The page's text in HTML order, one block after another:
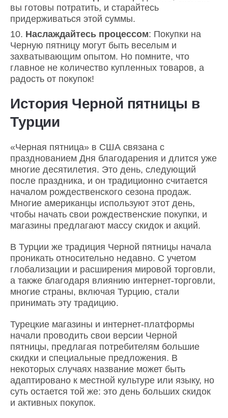
вы готовы потратить, и старайтесь
придерживаться этой суммы.
Наслаждайтесь процессом: Покупки на
Черную пятницу могут быть веселым и
захватывающим опытом. Но помните, что
главное не количество купленных товаров, а
радость от покупок!
История Черной пятницы в
Турции
«Черная пятница» в США связана с
празднованием Дня благодарения и длится уже
многие десятилетия. Это день, следующий
после праздника, и он традиционно считается
началом рождественского сезона продаж.
Многие американцы используют этот день,
чтобы начать свои рождественские покупки, и
магазины предлагают массу скидок и акций.
В Турции же традиция Черной пятницы начала
проникать относительно недавно. С учетом
глобализации и расширения мировой торговли,
а также благодаря влиянию интернет-торговли,
многие страны, включая Турцию, стали
принимать эту традицию.
Турецкие магазины и интернет-платформы
начали проводить свои версии Черной
пятницы, предлагая потребителям большие
скидки и специальные предложения. В
некоторых случаях название может быть
адаптировано к местной культуре или языку, но
суть остается той же: это день больших скидок
и активных покупок.